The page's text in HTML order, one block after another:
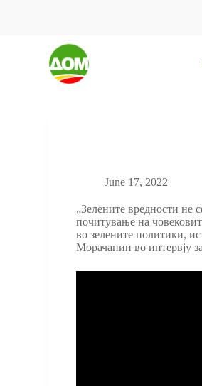
June 17, 2022
„Зелените вредности не
почитување на
во зелените политики,
Морачанин во интервју